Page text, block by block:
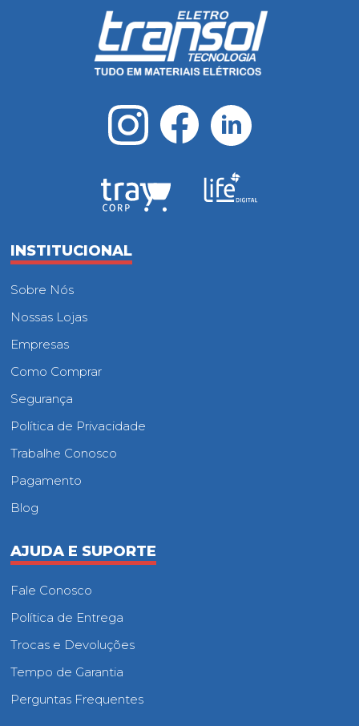
INSTITUCIONAL
Sobre Nós
Nossas Lojas
Empresas
Como Comprar
Segurança
Política de Privacidade
Trabalhe Conosco
Pagamento
Blog
AJUDA E SUPORTE
Fale Conosco
Política de Entrega
Trocas e Devoluções
Tempo de Garantia
Perguntas Frequentes